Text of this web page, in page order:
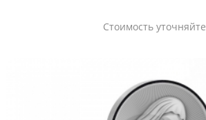
Стоимость уточняйте